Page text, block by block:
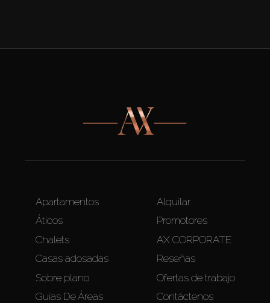
Apartamentos
Áticos
Chalets
Casas adosadas
Sobre plano
Guías De Áreas
Alquilar
Promotores
AX CORPORATE
Reseñas
Ofertas de trabajo
Contáctenos